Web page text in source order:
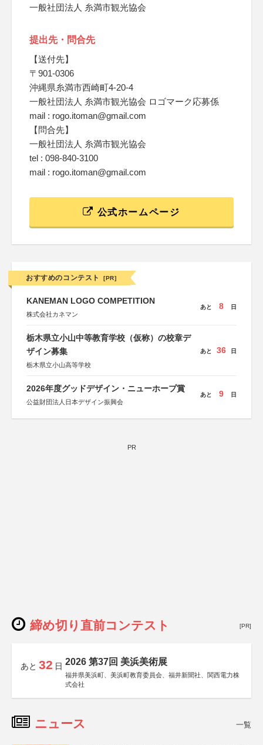
一般社団法人 糸満市観光協会
提出先・問合先
【送付先】
〒901-0306
沖縄県糸満市西崎町4-20-4
一般社団法人 糸満市観光協会 ロゴマーク応募係
mail : rogo.itoman@gmail.com
【問合先】
一般社団法人 糸満市観光協会
tel : 098-840-3100
mail : rogo.itoman@gmail.com
公式ホームページ
おすすめのコンテスト [PR]
KANEMAN LOGO COMPETITION
株式会社カネマン
あと 8 日
栃木県立小山中等教育学校（仮称）の校章デ
ザイン募集
栃木県立小山高等学校
あと 36 日
2026年度グッドデザイン・ニューホープ賞
公益財団法人日本デザイン振興会
あと 9 日
PR
締め切り直前コンテスト [PR]
あと 32 日 2026 第37回 美浜美術展
福井県美浜町、美浜町教育委員会、福井新聞社、関西電力株
式会社
ニュース 一覧